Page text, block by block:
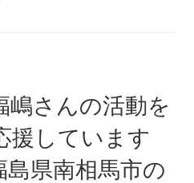
嶋さんの活動を
援しています
島県南相馬市の